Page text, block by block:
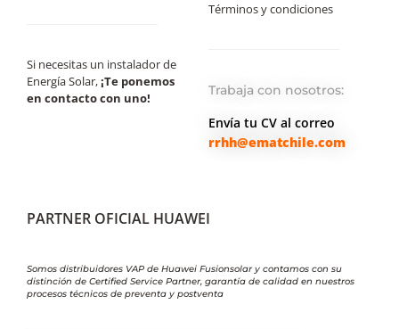
Si necesitas un instalador de
Energía Solar,¡Te ponemos
en contacto con uno!
Términos y condiciones
Trabaja con nosotros:
Envía tu CV al correo
rrhh@ematchile.com
PARTNER OFICIAL HUAWEI
Somos distribuidores VAP de Huawei Fusionsolar y contamos con su
distinción de Certified Service Partner, garantía de calidad en nuestros
procesos técnicos de preventa y postventa